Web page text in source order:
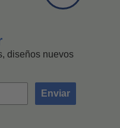
diseños nuevos
Enviar